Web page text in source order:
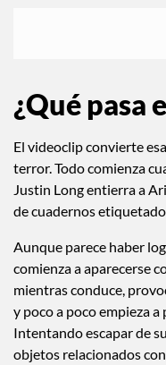
¿Qué pasa
El videoclip convierte
terror. Todo comienza
Justin Long entierra a
de cuadernos
Aunque parece haber
comienza a aparecerse
mientras conduce,
y poco a poco empieza
Intentando escapar de
objetos relacionados